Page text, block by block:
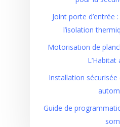
Joint porte
l’isolation
Motorisation de
Installation sécurisée
Guide de